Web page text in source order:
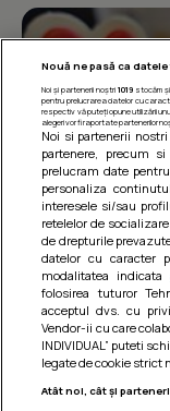
Barcute din
Un deliciu usor
Nouă ne pasă ca
Noi și partenerii noștri 1019stocăm
pentru prelucrarea datelor cu
respectiv vă puteți opune utilizării
alegeri vor fi raportate partenerilor
Noi si partenerii
partenere, precum
prelucram date
personaliza
interesele si/sau
retelelor de
de drepturile
datelor cu caracter
modalitatea indicata
folosirea tuturor
acceptul dvs. cu
Vendor-ii cu care
INDIVIDUAL” puteti
legate de cookie strict
Atât noi, cât și